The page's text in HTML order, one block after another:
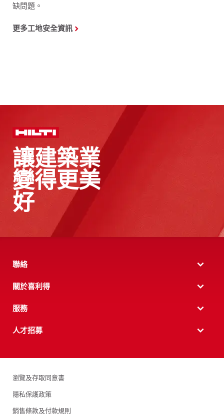
缺問題。
更多工地安全資訊
讓建築業
變得更美
好
聯絡
關於喜利得
服務
人才招募
瀏覽及存取同意書
隱私保護政策
銷售條款及付款規則